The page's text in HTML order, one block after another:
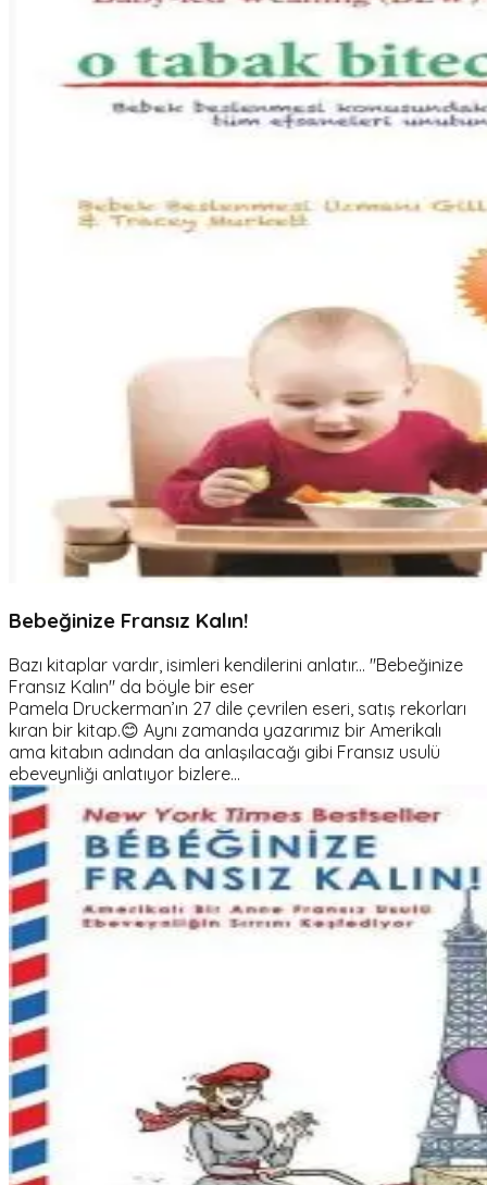
Bebeğinize Fransız Kalın!
Bazı kitaplar vardır, isimleri kendilerini anlatır... "Bebeğinize
Fransız Kalın" da böyle bir eser
Pamela Druckerman’ın 27 dile çevrilen eseri, satış rekorları
kıran bir kitap.😊 Aynı zamanda yazarımız bir Amerikalı
ama kitabın adından da anlaşılacağı gibi Fransız usulü
ebeveynliği anlatıyor bizlere...